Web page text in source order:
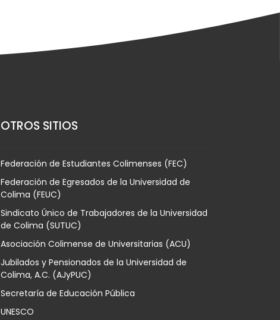
OTROS SITIOS
Federación de Estudiantes Colimenses (FEC)
Federación de Egresados de la Universidad de
Colima (FEUC)
Sindicato Único de Trabajadores de la Universidad
de Colima (SUTUC)
Asociación Colimense de Universitarias (ACU)
Jubilados y Pensionados de la Universidad de
Colima, A.C. (AJyPUC)
Secretaría de Educación Pública
UNESCO